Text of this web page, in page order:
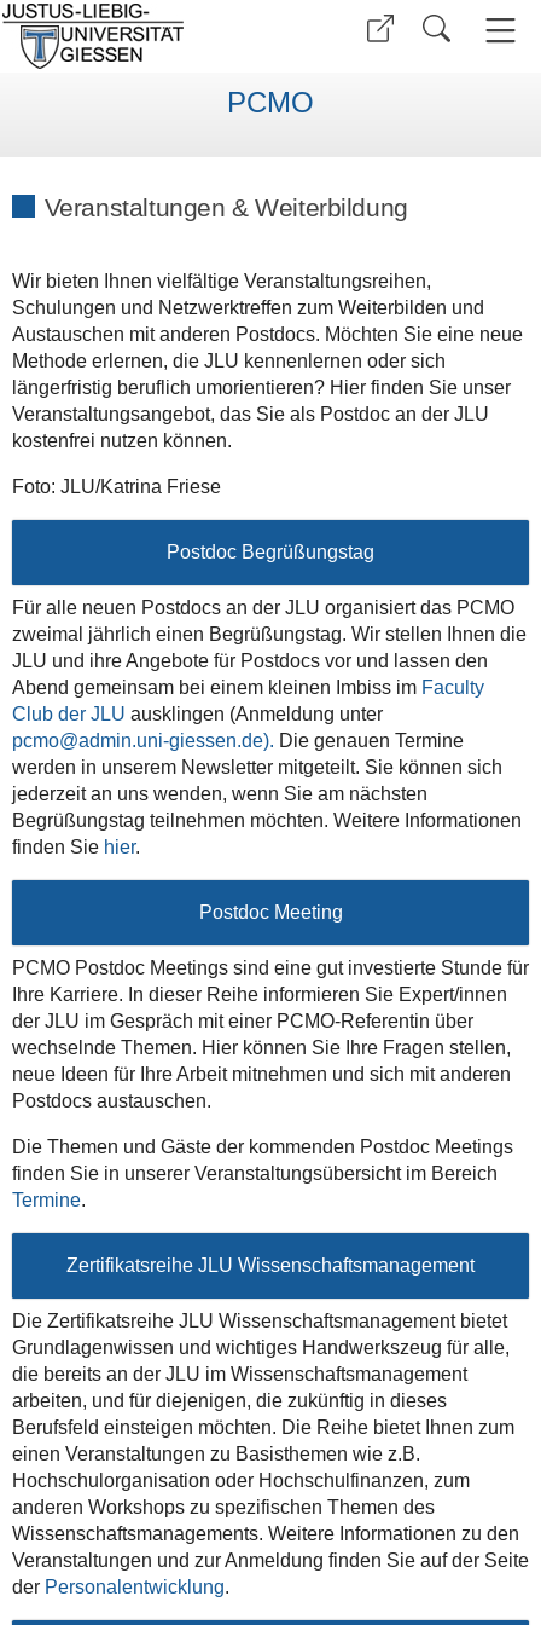
PCMO
Veranstaltungen & Weiterbildung
Wir bieten Ihnen vielfältige Veranstaltungsreihen,
Schulungen und Netzwerktreffen zum Weiterbilden und
Austauschen mit anderen Postdocs. Möchten Sie eine neue
Methode erlernen, die JLU kennenlernen oder sich
längerfristig beruflich umorientieren? Hier finden Sie unser
Veranstaltungsangebot, das Sie als Postdoc an der JLU
kostenfrei nutzen können.
Foto: JLU/Katrina Friese
Postdoc Begrüßungstag
Für alle neuen Postdocs an der JLU organisiert das PCMO
zweimal jährlich einen Begrüßungstag. Wirstellen Ihnen die
JLU und ihre Angebote für Postdocs vor und lassen den
Abend gemeinsam bei einem kleinen Imbiss im Faculty
Club der JLU ausklingen (Anmeldung unter
pcmo@admin.uni-giessen.de). Die genauen Termine
werden in unserem Newsletter mitgeteilt. Sie können sich
jederzeit an uns wenden, wenn Sie am nächsten
Begrüßungstag teilnehmen möchten. Weitere Informationen
finden Sie hier.
Postdoc Meeting
PCMO Postdoc Meetings sind eine gut investierte Stunde für
Ihre Karriere. In dieser Reihe informieren Sie Expert/innen
der JLU im Gespräch mit einer PCMO-Referentin über
wechselnde Themen. Hier können Sie Ihre Fragen stellen,
neue Ideen für Ihre Arbeit mitnehmen und sich mit anderen
Postdocs austauschen.
Die Themen und Gäste der kommenden Postdoc Meetings
finden Sie in unserer Veranstaltungsübersicht im Bereich
Termine.
Zertifikatsreihe JLU Wissenschaftsmanagement
Die Zertifikatsreihe JLU Wissenschaftsmanagement bietet
Grundlagenwissen und wichtiges Handwerkszeug für alle,
die bereits an der JLU im Wissenschaftsmanagement
arbeiten, und für diejenigen, die zukünftig in dieses
Berufsfeld einsteigen möchten. Die Reihe bietet Ihnen zum
einen Veranstaltungen zu Basisthemen wie z.B.
Hochschulorganisation oder Hochschulfinanzen, zum
anderen Workshops zu spezifischen Themen des
Wissenschaftsmanagements. Weitere Informationen zu den
Veranstaltungen und zur Anmeldung finden Sie auf der Seite
der Personalentwicklung.